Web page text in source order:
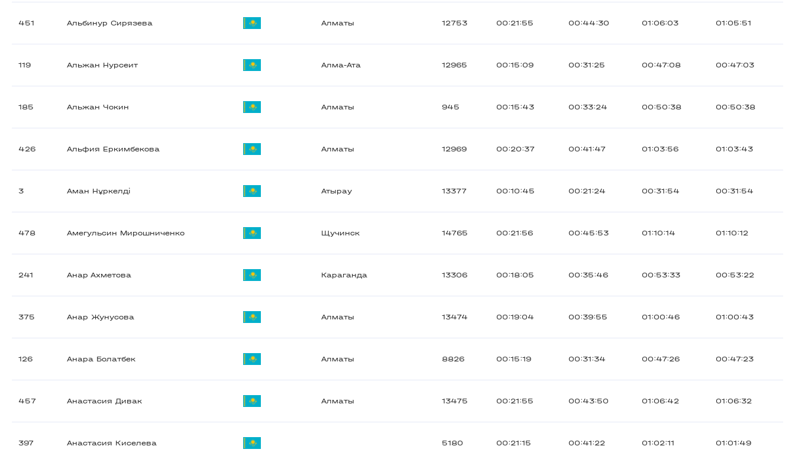
451 Альбинур Сирязева Алматы 12753 00:21:55 00:44:30 01:06:03 01:05:51
119 Альжан Нурсеит Алма-Ата 12965 00:15:09 00:31:25 00:47:08 00:47:03
185 Альжан Чокин Алматы 945 00:15:43 00:33:24 00:50:38 00:50:38
426 Альфия Еркимбекова Алматы 12969 00:20:37 00:41:47 01:03:56 01:03:43
3 Аман Нұркелді Атырау 13377 00:10:45 00:21:24 00:31:54 00:31:54
478 Амегульсин Мирошниченко Щучинск 14765 00:21:56 00:45:53 01:10:14 01:10:12
241 Анар Ахметова Караганда 13306 00:18:05 00:35:46 00:53:33 00:53:22
375 Анар Жунусова Алматы 13474 00:19:04 00:39:55 01:00:46 01:00:43
126 Анара Болатбек Алматы 8826 00:15:19 00:31:34 00:47:26 00:47:23
457 Анастасия Дивак Алматы 13475 00:21:55 00:43:50 01:06:42 01:06:32
397 Анастасия Киселева 5180 00:21:15 00:41:22 01:02:11 01:01:49